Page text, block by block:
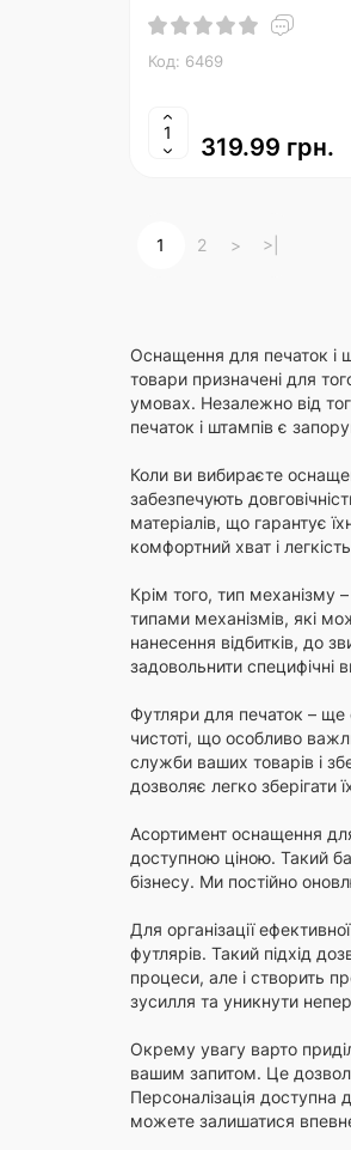
Код: 6469
319.99 грн.
1 2 > >|
Оснащення для печаток і
товари призначені для
умовах. Незалежно від
печаток і штампів є
Коли ви вибираєте
забезпечують
матеріалів, що гарантує
комфортний хват і
Крім того, тип механізму
типами механізмів, які
нанесення відбитків, до
задовольнити специфічні
Футляри для печаток – ще
чистоті, що особливо
служби ваших товарів і
дозволяє легко
Асортимент оснащення
доступною ціною. Такий
бізнесу. Ми постійно
Для організації
футлярів. Такий підхід
процеси, але і створить
зусилля та уникнути
Окрему увагу варто
вашим запитом. Це
Персоналізація
можете залишатися